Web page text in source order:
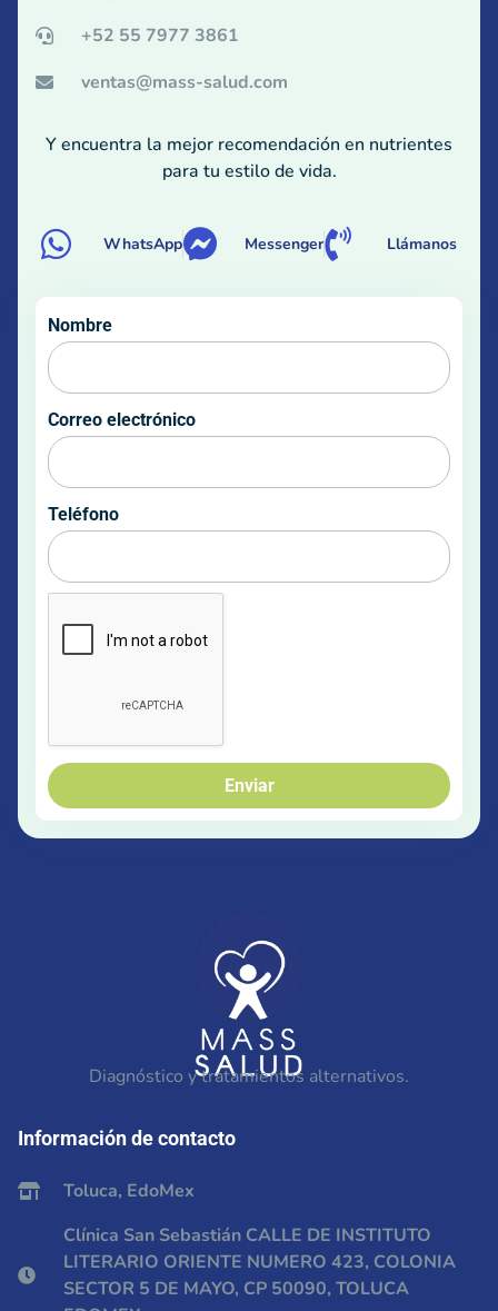
+52 55 7977 3861
ventas@mass-salud.com
Y encuentra la mejor recomendación en nutrientes
para tu estilo de vida.
WhatsApp Messenger Llámanos
Nombre
Correo electrónico
Teléfono
Enviar
Diagnóstico y tratamientos alternativos.
Información de contacto
Toluca, EdoMex
Clínica San Sebastián CALLE DE INSTITUTO
LITERARIO ORIENTE NUMERO 423, COLONIA
SECTOR 5 DE MAYO, CP 50090, TOLUCA